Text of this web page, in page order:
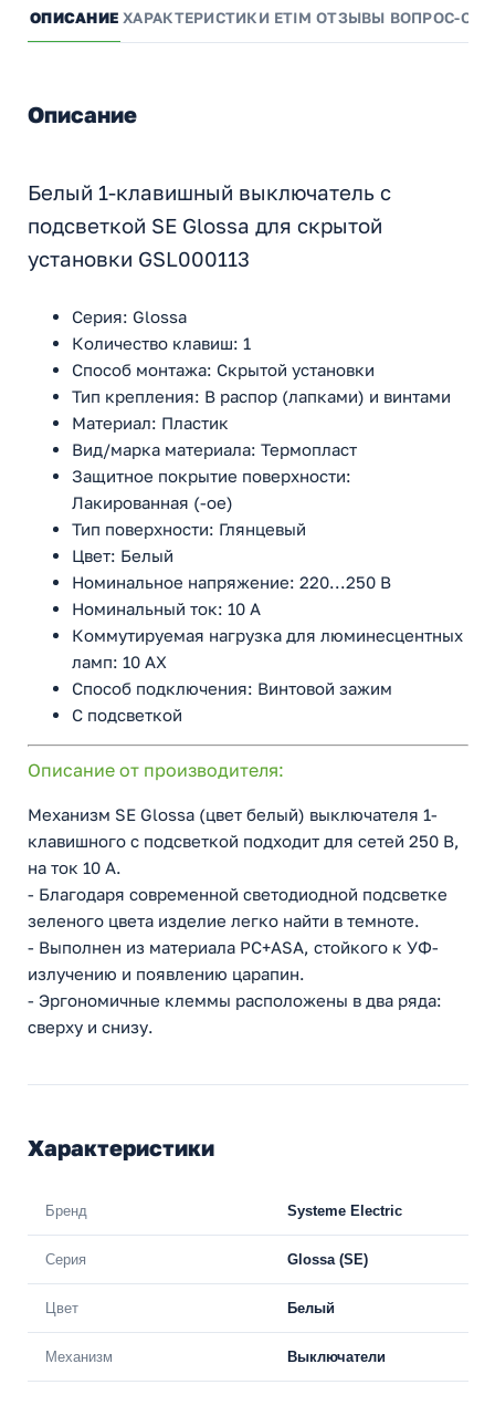
ОПИСАНИЕ ХАРАКТЕРИСТИКИ ETIM ОТЗЫВЫ ВОПРОС-
Описание
Белый 1-клавишный выключатель с
подсветкой SE Glossa для скрытой
установки GSL000113
Серия: Glossa
Количество клавиш: 1
Способ монтажа: Скрытой установки
Тип крепления: В распор (лапками) и винтами
Материал: Пластик
Вид/марка материала: Термопласт
Защитное покрытие поверхности:
Лакированная (-ое)
Тип поверхности: Глянцевый
Цвет: Белый
Номинальное напряжение: 220...250 В
Номинальный ток: 10 А
Коммутируемая нагрузка для люминесцентных
ламп: 10 AX
Способ подключения: Винтовой зажим
С подсветкой
Описание от производителя:
Механизм SE Glossa (цвет белый) выключателя 1-
клавишного с подсветкой подходит для сетей 250 В,
на ток 10 А.
- Благодаря современной светодиодной подсветке
зеленого цвета изделие легко найти в темноте.
- Выполнен из материала PС+ASA, стойкого к УФ-
излучению и появлению царапин.
- Эргономичные клеммы расположены в два ряда:
сверху и снизу.
Характеристики
Бренд Systeme Electric
Серия Glossa (SE)
Цвет Белый
Механизм Выключатели